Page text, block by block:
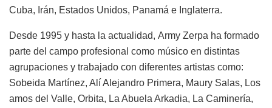
Cuba, Irán, Estados Unidos, Panamá e Inglaterra.
Desde 1995 y hasta la actualidad, Army Zerpa ha formado
parte del campo profesional como músico en distintas
agrupaciones y trabajado con diferentes artistas como:
Sobeida Martínez, Alí Alejandro Primera, Maury Salas, Los
amos del Valle, Orbita, La Abuela Arkadia, La Caminería,